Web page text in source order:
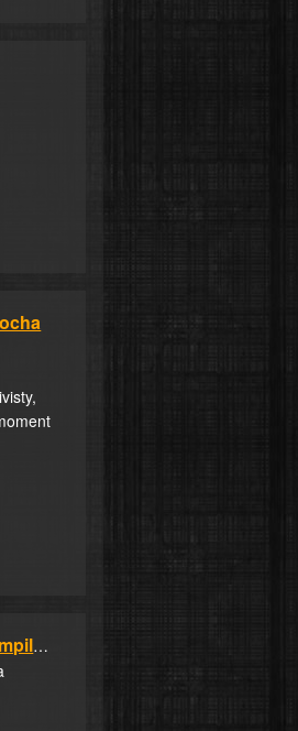
Antifa Vs. Nacionalisté (Kompilace)